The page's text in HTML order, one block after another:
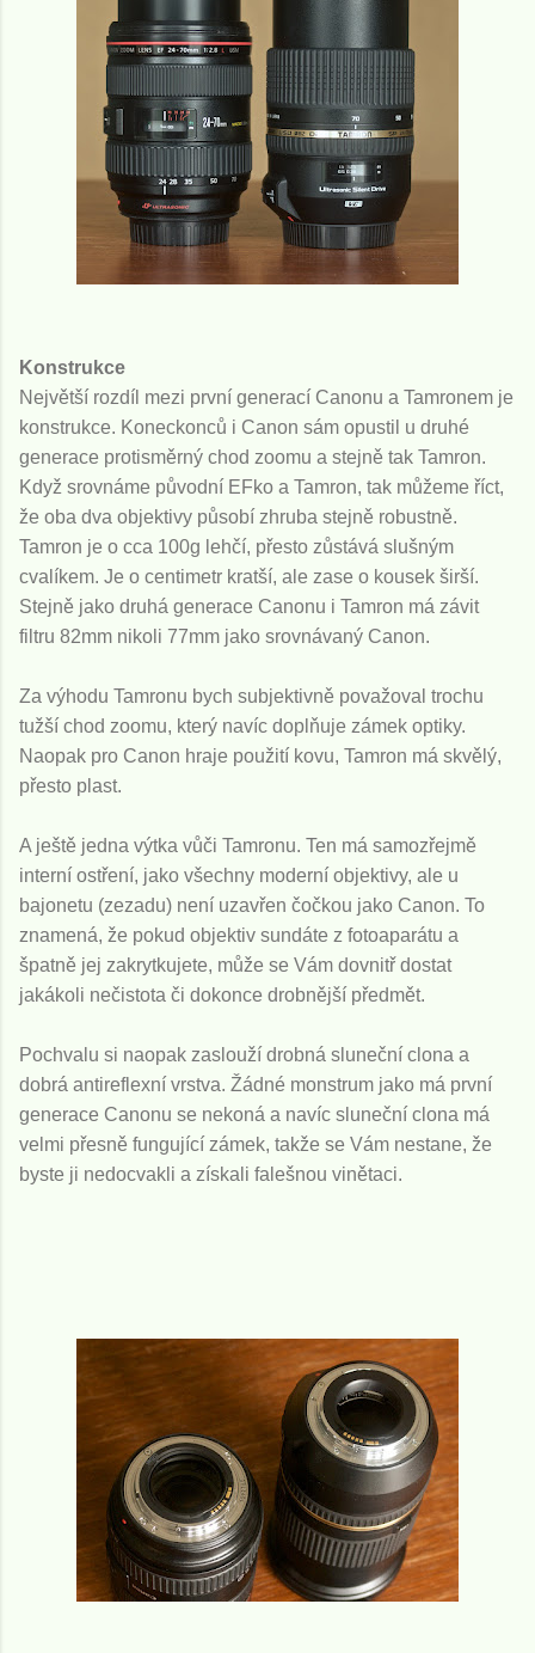
Konstrukce
Největší rozdíl mezi první generací Canonu a Tamronem je
konstrukce. Koneckonců i Canon sám opustil u druhé
generace protisměrný chod zoomu a stejně tak Tamron.
Když srovnáme původní EFko a Tamron, tak můžeme říct,
že oba dva objektivy působí zhruba stejně robustně.
Tamron je o cca 100g lehčí, přesto zůstává slušným
cvalíkem. Je o centimetr kratší, ale zase o kousek širší.
Stejně jako druhá generace Canonu i Tamron má závit
filtru 82mm nikoli 77mm jako srovnávaný Canon.
Za výhodu Tamronu bych subjektivně považoval trochu
tužší chod zoomu, který navíc doplňuje zámek optiky.
Naopak pro Canon hraje použití kovu, Tamron má skvělý,
přesto plast.
A ještě jedna výtka vůči Tamronu. Ten má samozřejmě
interní ostření, jako všechny moderní objektivy, ale u
bajonetu (zezadu) není uzavřen čočkou jako Canon. To
znamená, že pokud objektiv sundáte z fotoaparátu a
špatně jej zakrytkujete, může se Vám dovnitř dostat
jakákoli nečistota či dokonce drobnější předmět.
Pochvalu si naopak zaslouží drobná sluneční clona a
dobrá antireflexní vrstva. Žádné monstrum jako má první
generace Canonu se nekoná a navíc sluneční clona má
velmi přesně fungující zámek, takže se Vám nestane, že
byste ji nedocvakli a získali falešnou vinětaci.